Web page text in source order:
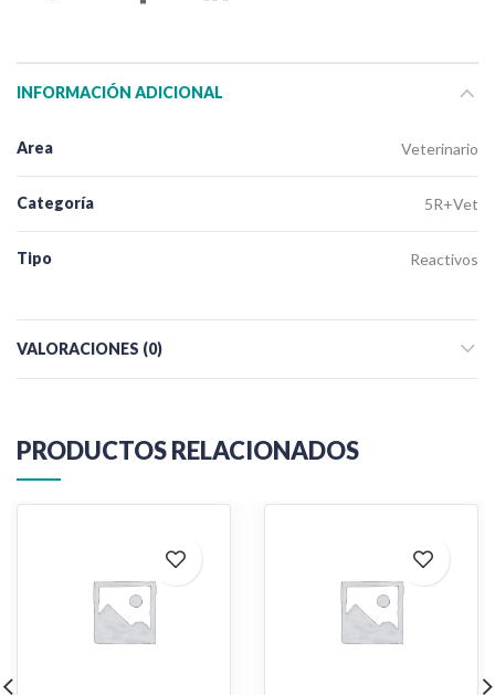
INFORMACIÓN ADICIONAL
Area Veterinario
Categoría 5R+Vet
Tipo Reactivos
VALORACIONES (0)
PRODUCTOS RELACIONADOS